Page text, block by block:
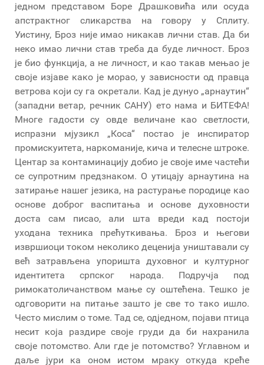
једном представом Боре Драшковића или осуда
апстрактног сликарства на говору у Сплиту.
Уистину, Броз није имао никакав лични став. Да би
неко имао лични став треба да буде личност. Броз
је био функција, а не личност, и као такав мењао је
своје изјаве како је морао, у зависности од правца
ветрова који су га окретали. Кад је дунуо „арнаутин“
(западни ветар, речник САНУ) ето нама и БИТЕФА!
Многе гадости су овде величане као светлости,
испразни мјузикл „Коса“ постао је инспиратор
промискуитета, наркоманије, кича и телесне штроке.
Центар за контаминацију добио је своје име частећи
се супротним предзнаком. О утицају арнаутина на
затирање нашег језика, на растурање породице као
основе доброг васпитања и основе духовности
доста сам писао, али шта вреди кад постоји
уходана техника прећуткивања. Броз и његови
извршиоци током неколико деценија уништавали су
већ затрављена упоришта духовног и културног
идентитета српског народа. Подручја под
римокатоличанством мање су оштећена. Тешко је
одговорити на питање зашто је све то тако ишло.
Често мислим о томе. Тад се, одједном, појави птица
несит која раздире своје груди да би нахранила
своје потомство. Али где је потомство? Углавном и
даље јури ка оном истом мраку откуда креће